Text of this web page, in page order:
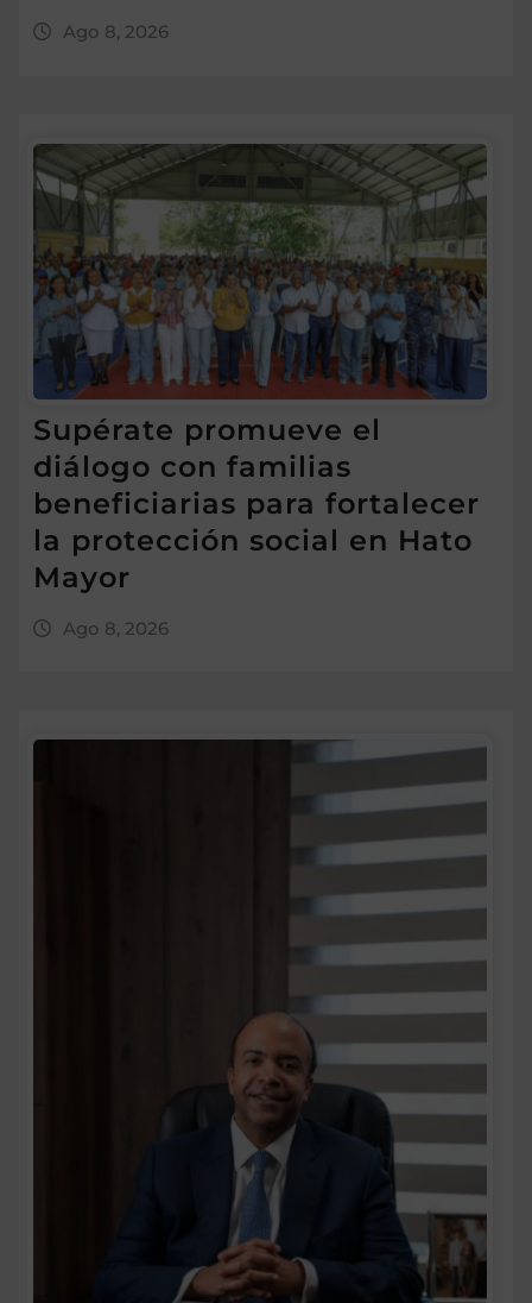
Ago 8, 2026
Supérate promueve el
diálogo con familias
beneficiarias para fortalecer
la protección social en Hato
Mayor
Ago 8, 2026